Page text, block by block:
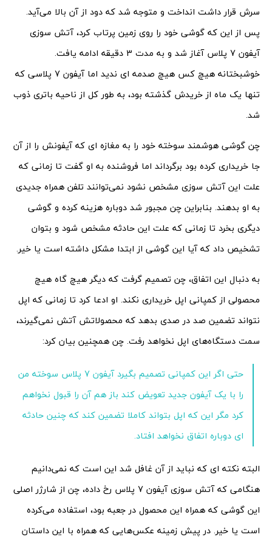
سرش قرار داشت انداخت و متوجه شد که دود از آن بالا می‌آید.
پس از این که گوشی خود را روی زمین پرتاب کرد، آتش سوزی
آیفون 7 پلاس آغاز شد و به مدت 3 دقیقه ادامه یافت.
خوشبختانه هیچ کس هیچ صدمه ای ندید اما آیفون 7 پلاسی که
تنها یک ماه از خریدش گذشته بود، به طور کل از ناحیه باتری ذوب
شد.
چن گوشی هوشمند سوخته خود را به مغازه ای که آیفونش را از آن
جا خریداری کرده بود برگرداند اما فروشنده به او گفت تا زمانی که
علت این آتش سوزی مشخص نشود نمی‌توانند تلفن همراه جدیدی
به او بدهند. بنابراین چن مجبور شد دوباره هزینه کرده و گوشی
دیگری بخرد تا زمانی که علت این حادثه مشخص شود و بتوان
تشخیص داد که آیا این گوشی از ابتدا مشکل داشته است یا خیر.
به دنبال این اتفاق، چن تصمیم گرفت که دیگر هیچ گاه هیچ
محصولی از کمپانی اپل خریداری نکند. او ادعا کرد تا زمانی که اپل
نتواند تضمین صد در صدی بدهد که محصولاتش آتش نمی‌گیرند،
سمت دستگاه‌های اپل نخواهد رفت. چن همچنین بیان کرد:
حتی اگر این کمپانی تصمیم بگیرد آیفون 7 پلاس سوخته من
را با یک آیفون جدید تعویض کند باز هم آن را قبول نخواهم
کرد مگر این که اپل بتواند کاملا تضمین کند که چنین حادثه
ای دوباره اتفاق نخواهد افتاد.
البته نکته ای که نباید از آن غافل شد این است که نمی‌دانیم
هنگامی که آتش سوزی آیفون 7 پلاس رخ داده، چن از شارژر اصلی
این گوشی که همراه این محصول در جعبه بود، استفاده می‌کرده
است یا خیر. در پیش زمینه عکس‌هایی که همراه با این داستان